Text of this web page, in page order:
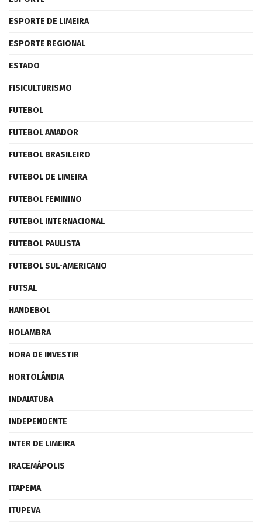
ESPORTE DE LIMEIRA
ESPORTE REGIONAL
ESTADO
FISICULTURISMO
FUTEBOL
FUTEBOL AMADOR
FUTEBOL BRASILEIRO
FUTEBOL DE LIMEIRA
FUTEBOL FEMININO
FUTEBOL INTERNACIONAL
FUTEBOL PAULISTA
FUTEBOL SUL-AMERICANO
FUTSAL
HANDEBOL
HOLAMBRA
HORA DE INVESTIR
HORTOLÂNDIA
INDAIATUBA
INDEPENDENTE
INTER DE LIMEIRA
IRACEMÁPOLIS
ITAPEMA
ITUPEVA